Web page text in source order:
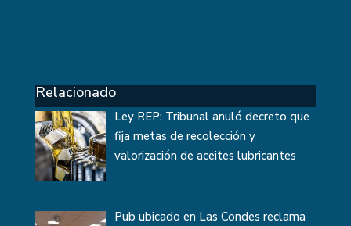
Relacionado
Ley REP: Tribunal anuló decreto que
fija metas de recolección y
valorización de aceites lubricantes
Pub ubicado en Las Condes reclama